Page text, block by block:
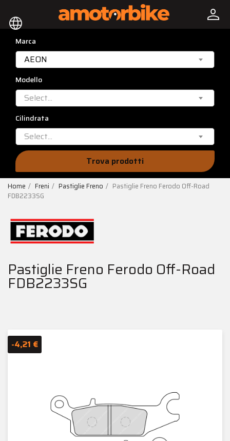
language person
Marca
AEON
Modello
Select...
Cilindrata
Select...
Trova prodotti
Home Freni Pastiglie Freno
Pastiglie Freno Ferodo Off-Road
FDB2233SG
Pastiglie Freno Ferodo Off-Road
FDB2233SG
-4,21 €